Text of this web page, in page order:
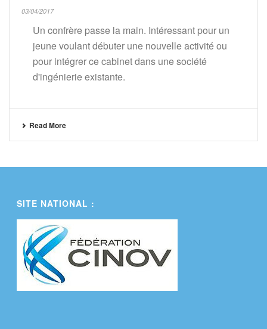
03/04/2017
Un confrère passe la main. Intéressant pour un
jeune voulant débuter une nouvelle activité ou
pour intégrer ce cabinet dans une société
d'ingénierie existante.
Read More
SITE NATIONAL :